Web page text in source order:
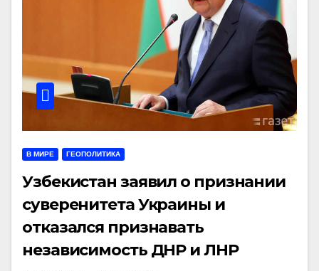
В МИРЕ ГЕОПОЛИТИКА
Узбекистан заявил о признании
суверенитета Украины и
отказался признавать
независимость ДНР и ЛНР